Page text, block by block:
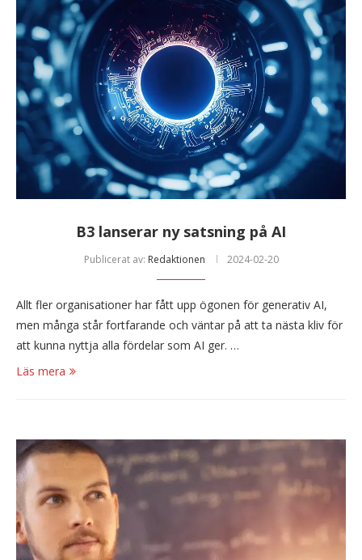
B3 lanserar ny satsning på AI
Publicerat av: Redaktionen 2024-02-20
Allt fler organisationer har fått upp ögonen för generativ AI,
men många står fortfarande och väntar på att ta nästa kliv för
att kunna nyttja alla fördelar som AI ger. …
Läs mera